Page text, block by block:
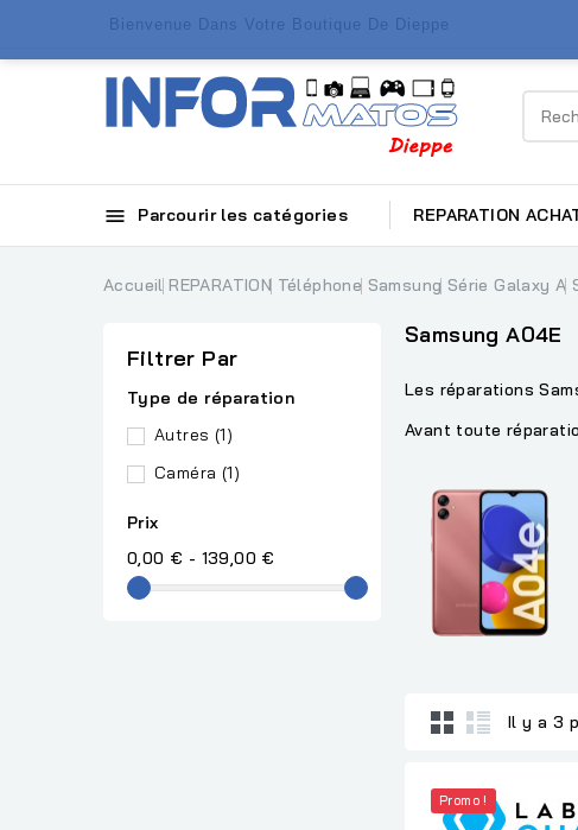
Bienvenue Dans Votre Boutique De Dieppe
 Parcourir les catégories REPARATION
Accueil REPARATION Téléphone Samsung Série Galaxy A
Filtrer Par
Type de réparation
Autres (1)
Caméra (1)
Prix
0,00 € - 139,00 €
Samsung A04E
Les réparations
Avant toute
Il y a 3
Promo !